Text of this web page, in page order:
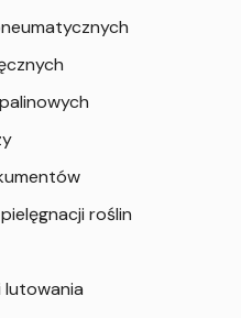
roślin
lutowania